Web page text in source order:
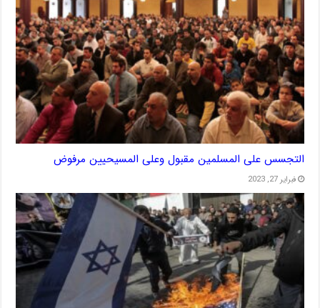
التجسس على المسلمين مقبول وعلى المسيحيين مرفوض
فبراير 27, 2023